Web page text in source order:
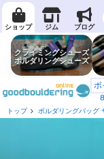
ショップ ジム ブログ
クライミングシューズ
ボルダリングシューズ
ポ
トップ ボルダリングバッグ